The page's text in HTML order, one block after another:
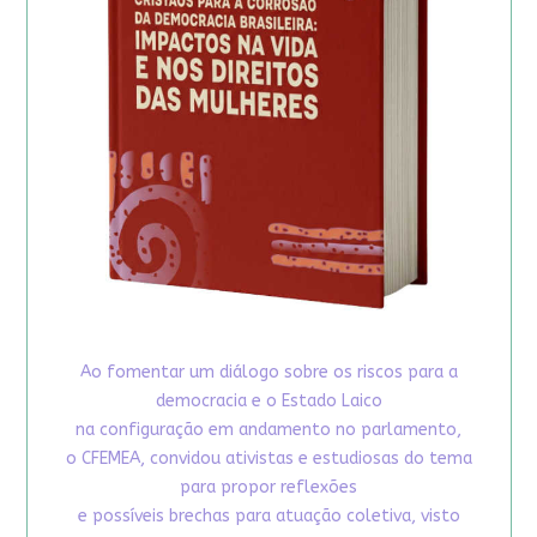
Ao fomentar um diálogo sobre os riscos para a
democracia e o Estado Laico
na configuração em andamento no parlamento,
o CFEMEA, convidou ativistas e estudiosas do tema
para propor reflexões
e possíveis brechas para atuação coletiva, visto